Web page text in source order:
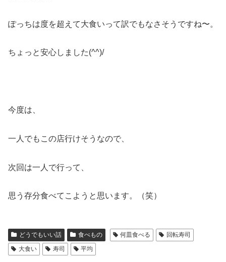
ぽっちは度を超えて大食いって訳でもなさそうですね〜。
ちょっと安心しました(^^)/
今度は、
一人でもこの店行けそうなので、
次回は一人で行って、
思う存分食べてこようと思います。（笑）
どうでもいい話 食べもの 何皿食べる
回転寿司
大食い
寿司 平均